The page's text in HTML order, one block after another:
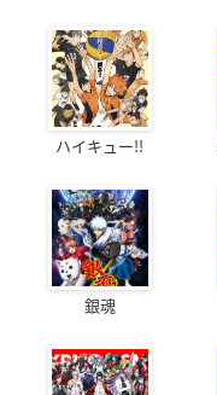
ハイキュー!!
銀魂